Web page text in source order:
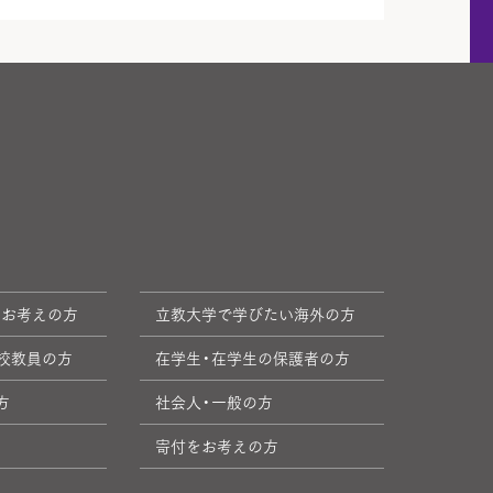
考えの方
立教大学で学びたい海外の方
教員の方
在学生・在学生の保護者の方
社会人・一般の方
寄付をお考えの方